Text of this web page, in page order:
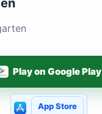
Play on Google Play
App Store